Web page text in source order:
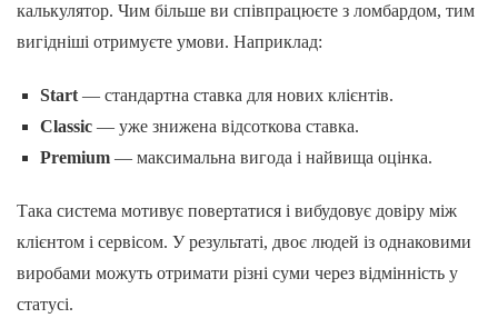
калькулятор. Чим більше ви співпрацюєте з ломбардом, тим
вигідніші отримуєте умови. Наприклад:
Start— стандартна ставка для нових клієнтів.
Classic— уже знижена відсоткова ставка.
Premium— максимальна вигода і найвища оцінка.
Така система мотивує повертатися і вибудовує довіру між
клієнтом і сервісом. У результаті, двоє людей із однаковими
виробами можуть отримати різні суми через відмінність у
статусі.